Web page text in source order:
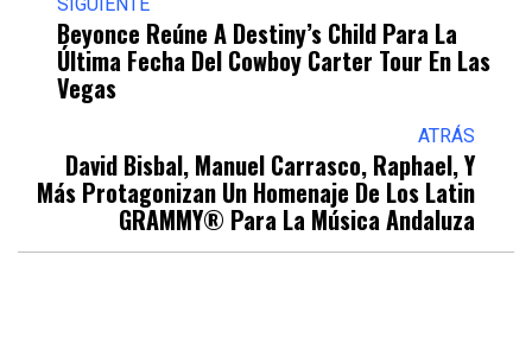
Beyonce Reúne A Destiny’s Child Para La
Última Fecha Del Cowboy Carter Tour En Las
Vegas
ATRÁS
David Bisbal, Manuel Carrasco, Raphael, Y
Más Protagonizan Un Homenaje De Los Latin
GRAMMY® Para La Música Andaluza